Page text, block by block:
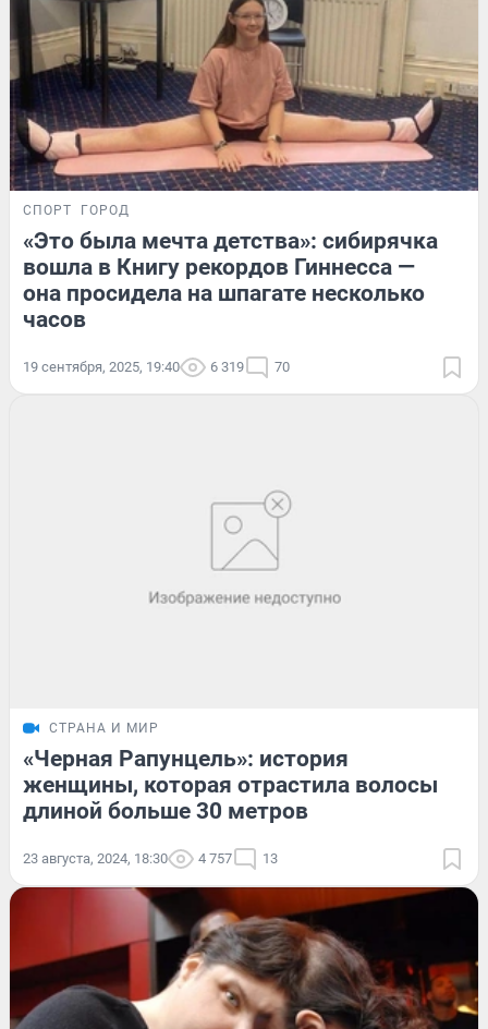
СПОРТ ГОРОД
«Это была мечта детства»: сибирячка
вошла в Книгу рекордов Гиннесса —
она просидела на шпагате несколько
часов
19 сентября, 2025, 19:40 6 319 70
СТРАНА И МИР
«Черная Рапунцель»: история
женщины, которая отрастила волосы
длиной больше 30 метров
23 августа, 2024, 18:30 4 757 13